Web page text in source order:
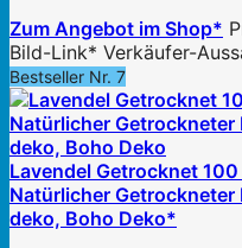
Zum Angebot im Shop*
Bild-Link* Verkäufer-
Bestseller Nr. 7
Lavendel Getrocknet
Natürlicher Getrockneter
deko, Boho Deko*